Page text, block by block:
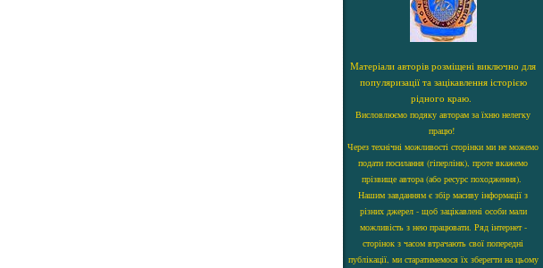
Матеріали авторів розміщені виключно для
популяризації та зацікавлення історією
рідного краю.
Висловлюємо подяку авторам за їхню нелегку
працю!
Через технічні можливості сторінки ми не можемо
подати посилання (гіперлінк), проте вкажемо
прізвище автора (або ресурс походження).
Нашим завданням є збір масиву інформації з
різних джерел - щоб зацікавлені особи мали
можливість з нею працювати. Ряд інтернет -
сторінок з часом втрачають свої попередні
публікації, ми старатимемося їх зберегти на цьому